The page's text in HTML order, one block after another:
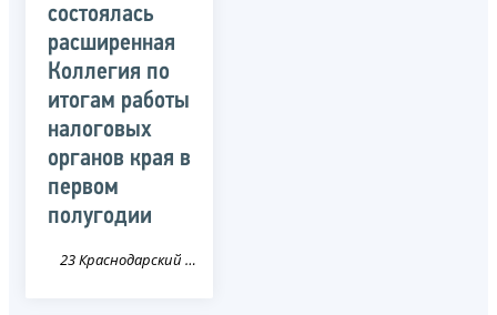
состоялась
расширенная
Коллегия по
итогам работы
налоговых
органов края в
первом
полугодии
23 Краснодарский край